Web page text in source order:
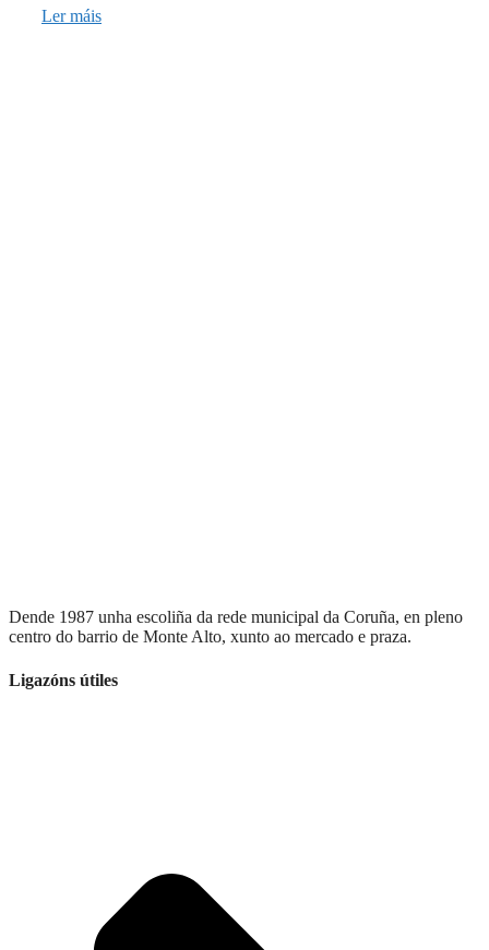
Ler máis
Dende 1987 unha escoliña da rede municipal da Coruña, en pleno
centro do barrio de Monte Alto, xunto ao mercado e praza.
Ligazóns útiles